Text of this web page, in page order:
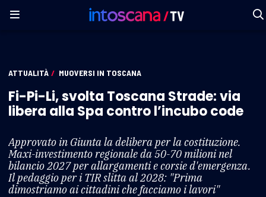
ATTUALITÀ / MUOVERSI IN TOSCANA
Fi-Pi-Li, svolta Toscana Strade: via
libera alla Spa contro l’incubo code
Approvato in Giunta la delibera per la costituzione.
Maxi-investimento regionale da 50-70 milioni nel
bilancio 2027 per allargamenti e corsie d'emergenza.
Il pedaggio per i TIR slitta al 2028: "Prima
dimostriamo ai cittadini che facciamo i lavori"